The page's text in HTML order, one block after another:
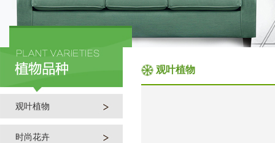
观叶植物
时尚花卉
观叶植物